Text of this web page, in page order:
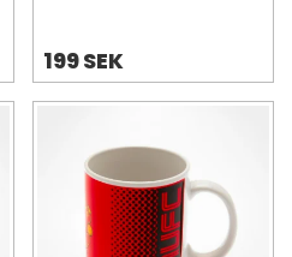
199 SEK